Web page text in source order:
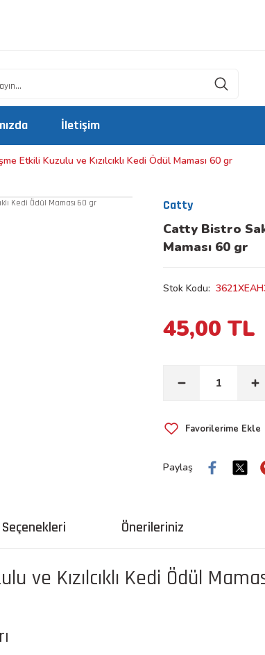
İletişim
Etkili Kuzulu ve Kızılcıklı Kedi Ödül Maması 60 gr
Catty
Catty Bistro
Maması 60 gr
Stok Kodu
45,00 TL
Paylaş
Önerileriniz
ve Kızılcıklı Kedi Ödül